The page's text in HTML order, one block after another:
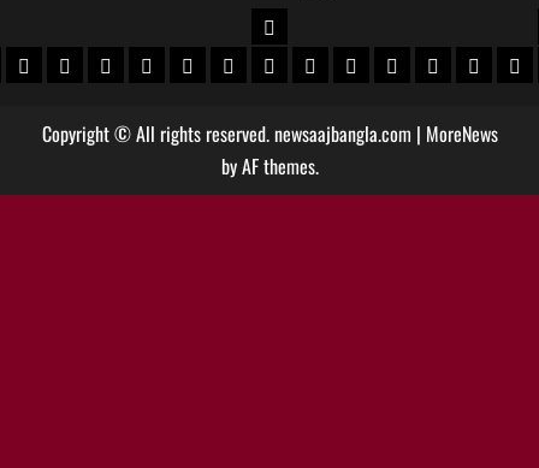
খবর
খবর
পুরুলিয়া খবর
বাঁকুড়া খবরপশ্চিম বর্ধমান খবর
পূর্ব বর্ধমান খবর
বীরভূম খবরমুর্শিদাবাদ খবর
উত্তরবঙ্গ
কোচবিহার নিউজ
আলিপুরদুয়ার খবর
জলপাইগুড়ি খবর
শিলিগুড়ি খবর
উত্তরদক্ষিণ
Copyright © All rights reserved. newsaajbangla.com | MoreNews
by AF themes.